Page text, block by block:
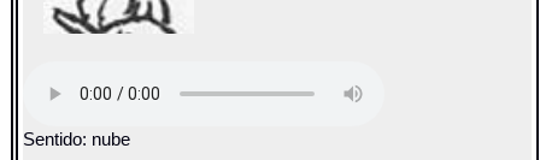
Sentido: nube